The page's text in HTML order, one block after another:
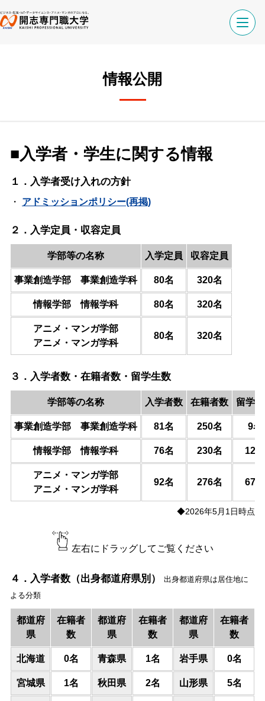
情報公開
■入学者・学生に関する情報
１．入学者受け入れの方針
・ アドミッションポリシー(再掲)
２．入学定員・収容定員
学部等の名称 入学定員 収容定員
事業創造学部 事業創造学科 80名 320名
情報学部 情報学科 80名 320名
アニメ・マンガ学部
アニメ・マンガ学科
80名 320名
３．入学者数・在籍者数・留学生数
学部等の名称 入学者数 在籍者数 留学
事業創造学部 事業創造学科 81名 250名 9名
情報学部 情報学科 76名 230名 12名
アニメ・マンガ学部
アニメ・マンガ学科
92名 276名 67名
◆2026年5月1日時点
左右にドラッグしてご覧ください
４．入学者数（出身都道府県別）
出身都道府県は居住地に
よる分類
都道府
県
在籍者
数
都道府
県
在籍者
数
都道府
県
在籍者
数
北海道 0名 青森県 1名 岩手県 0名
宮城県 1名 秋田県 2名 山形県 5名